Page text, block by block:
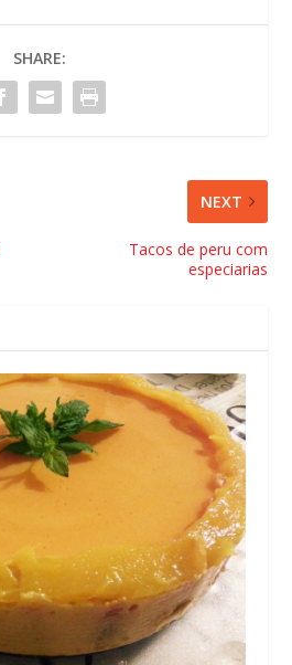
SHARE:
NEXT
Tacos de peru com
especiarias